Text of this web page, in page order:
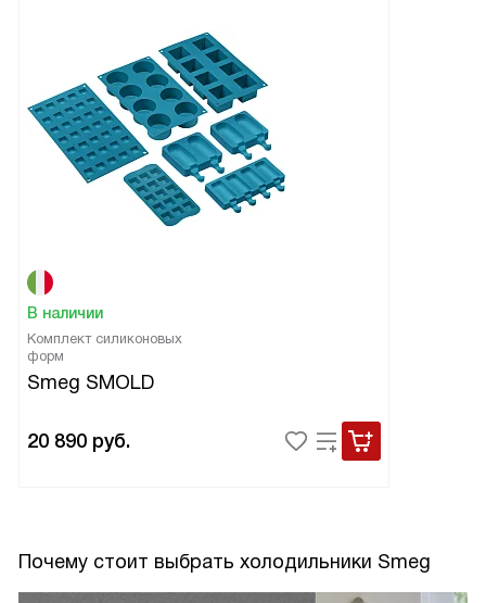
В наличии
Комплект силиконовых
форм
Smeg SMOLD
20 890 руб.
Почему стоит выбрать холодильники Smeg